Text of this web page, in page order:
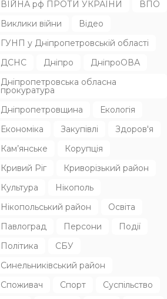
ВІЙНА рф ПРОТИ УКРАЇНИ
ВПО
Виклики війни
Відео
ГУНП у Дніпропетровській області
ДСНС
Дніпро
ДніпроОВА
Дніпропетровська обласна
прокуратура
Дніпропетровщина
Екологія
Економіка
Закупівлі
Здоров'я
Кам’янське
Корупція
Кривий Ріг
Криворізький район
Культура
Нікополь
Нікопольський район
Освіта
Павлоград
Персони
Події
Політика
СБУ
Синельниківський район
Споживач
Спорт Суспільство